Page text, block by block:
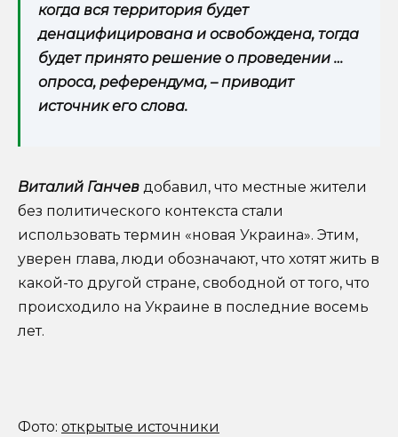
когда вся территория будет
денацифицирована и освобождена, тогда
будет принято решение о проведении …
опроса, референдума, – приводит
источник его слова.
Виталий Ганчев добавил, что местные жители
без политического контекста стали
использовать термин «новая Украина». Этим,
уверен глава, люди обозначают, что хотят жить в
какой-то другой стране, свободной от того, что
происходило на Украине в последние восемь
лет.
Фото: открытые источники